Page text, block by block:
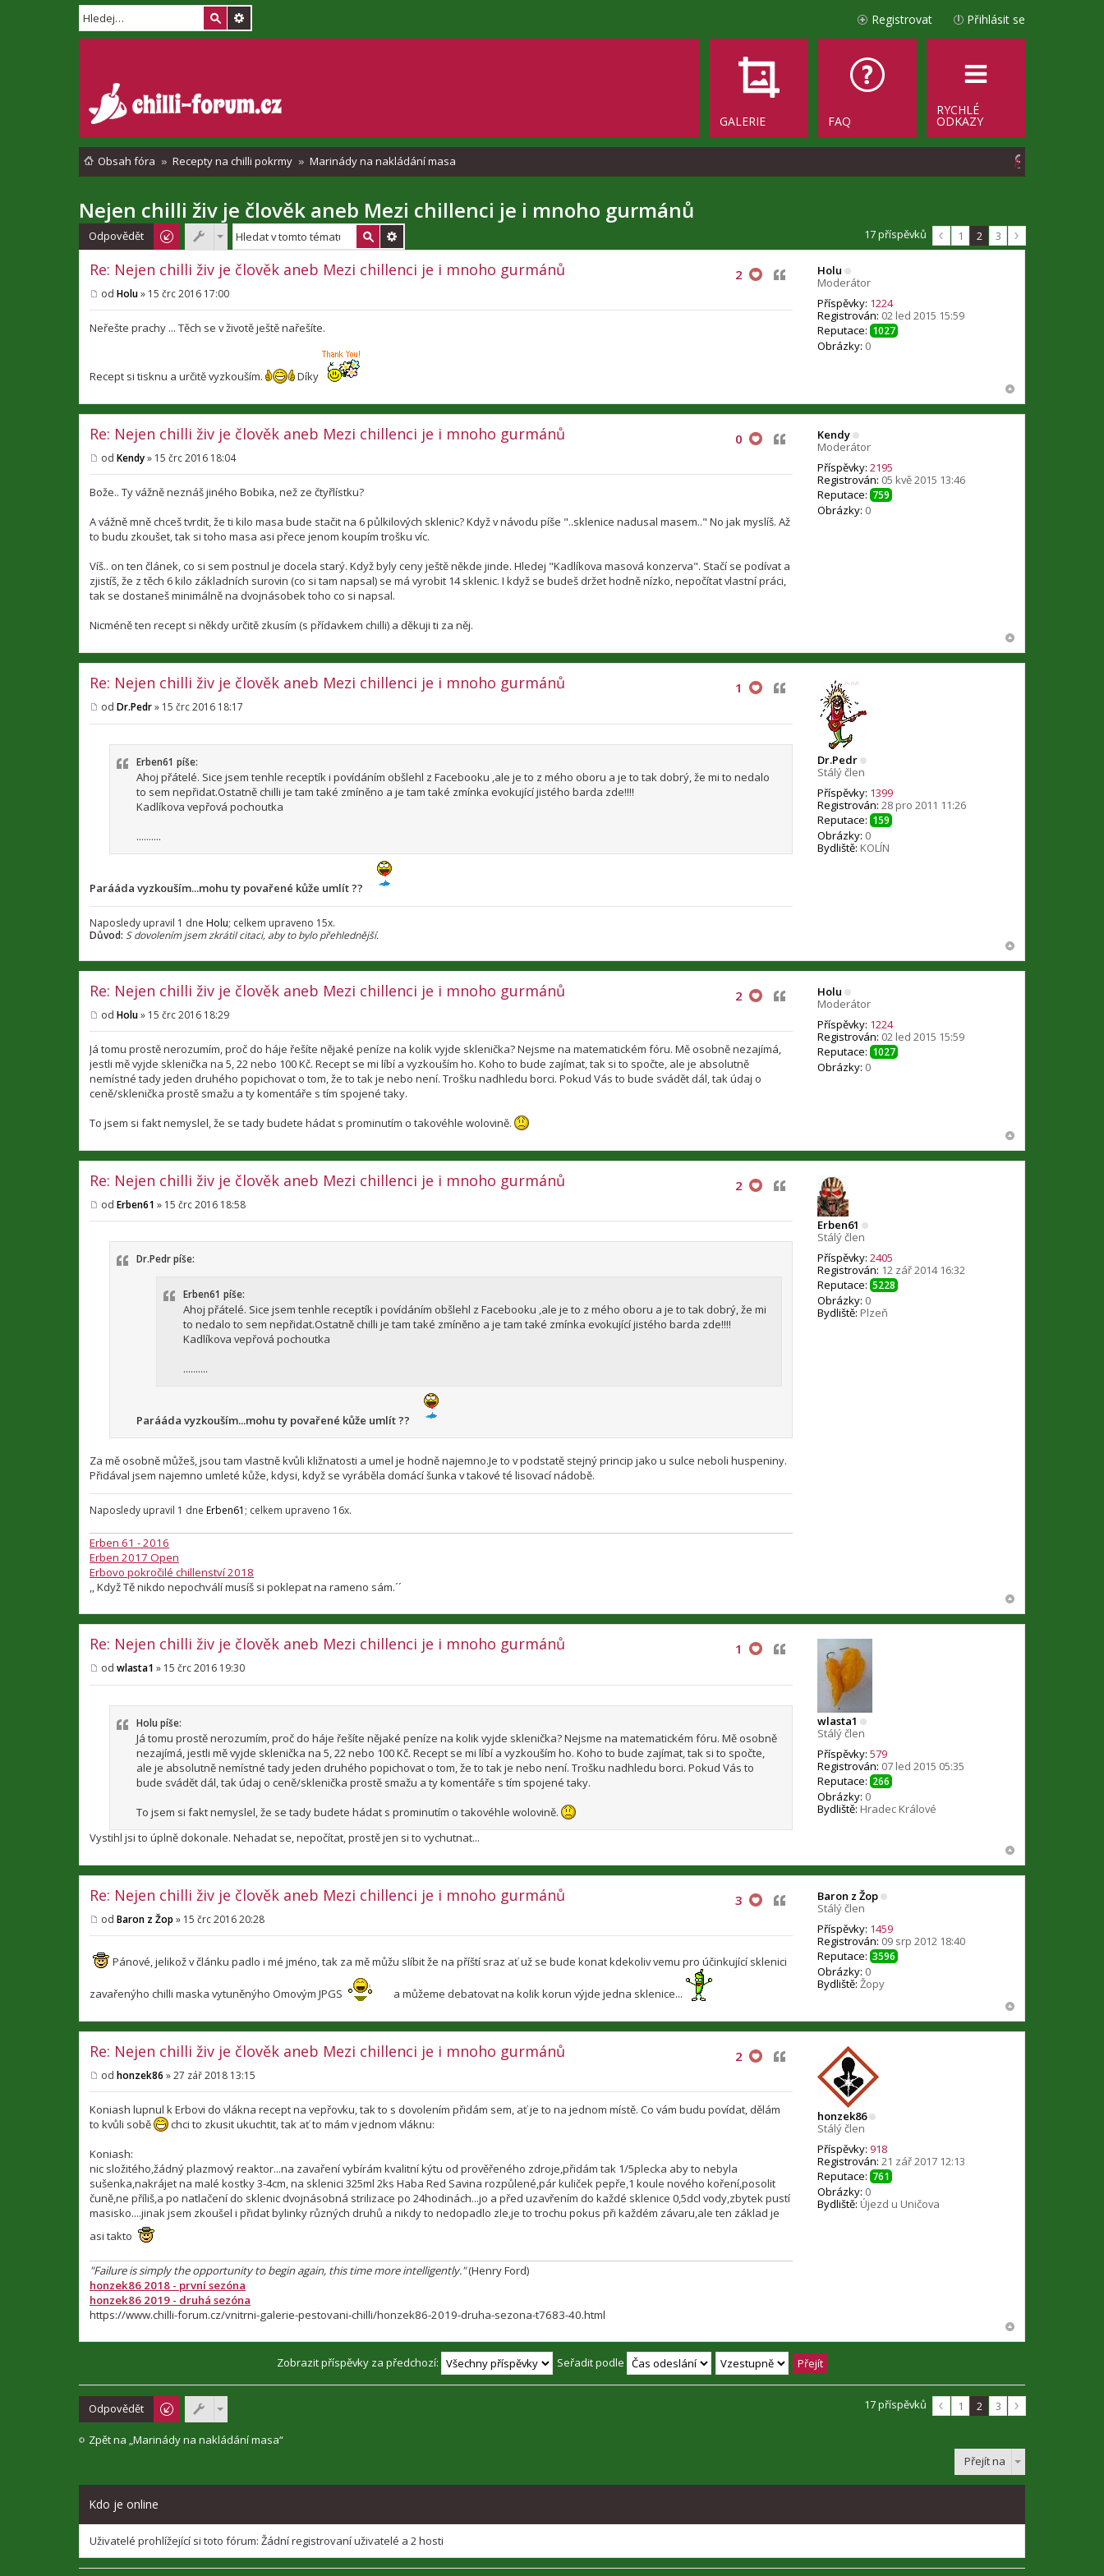
Přihlásit se
Registrovat
RYCHLÉ
ODKAZY
FAQ
GALERIE
Obsah fóra Recepty na chilli pokrmy Marinády na nakládání masa
H
d
a
Nejen chilli živ je člověk aneb Mezi chillenci je i mnoho gurmánů
Odpovědět 17 příspěvků 1 2 3
Holu
Moderátor
Příspěvky: 1224
Registrován: 02 led 2015 15:59
Reputace: 1027
Obrázky: 0
Re: Nejen chilli živ je člověk aneb Mezi chillenci je i mnoho gurmánů 2 Citovat
ř
í
v
e
od Holu» 15 črc 2016 17:00
Neřešte prachy ... Těch se v životě ještě nařešíte.
Recept si tisknu a určitě vyzkouším. Díky
Kendy
Moderátor
Příspěvky: 2195
Registrován: 05 kvě 2015 13:46
Reputace: 759
Obrázky: 0
Re: Nejen chilli živ je člověk aneb Mezi chillenci je i mnoho gurmánů 0 Citovat
ř
í
ě
v
k
od Kendy» 15 črc 2016 18:04
Bože.. Ty vážně neznáš jiného Bobika, než ze čtyřlístku?
A vážně mně chceš tvrdit, že ti kilo masa bude stačit na 6 půlkilových sklenic? Když v návodu píše "..sklenice nadusal masem.." No jak myslíš. Až
to budu zkoušet, tak si toho masa asi přece jenom koupím trošku víc.
Víš.. on ten článek, co si sem postnul je docela starý. Když byly ceny ještě někde jinde. Hledej "Kadlíkova masová konzerva". Stačí se podívat a
zjistíš, že z těch 6 kilo základních surovin (co si tam napsal) se má vyrobit 14 sklenic. I když se budeš držet hodně nízko, nepočítat vlastní práci,
tak se dostaneš minimálně na dvojnásobek toho co si napsal.
Nicméně ten recept si někdy určitě zkusím (s přídavkem chilli) a děkuji ti za něj.
Dr.Pedr
Stálý člen
Příspěvky: 1399
Registrován: 28 pro 2011 11:26
Reputace: 159
Obrázky: 0
Bydliště: KOLÍN
Re: Nejen chilli živ je člověk aneb Mezi chillenci je i mnoho gurmánů 1 Citovat
ř
od Dr.Pedr» 15 črc 2016 18:17
Erben61 píše:
Ahoj přátelé. Sice jsem tenhle receptík i povídáním obšlehl z Facebooku ,ale je to z mého oboru a je to tak dobrý, že mi to nedalo
to sem nepřidat.Ostatně chilli je tam také zmíněno a je tam také zmínka evokující jistého barda zde!!!!
Kadlíkova vepřová pochoutka
..........
Parááda vyzkouším...mohu ty povařené kůže umlít ??
Naposledy upravil 1 dne Holu; celkem upraveno 15x.
Důvod: S dovolením jsem zkrátil citaci, aby to bylo přehlednější.
Holu
Moderátor
Příspěvky: 1224
Registrován: 02 led 2015 15:59
Reputace: 1027
Obrázky: 0
Re: Nejen chilli živ je člověk aneb Mezi chillenci je i mnoho gurmánů 2 Citovat
ř
p
ě
v
od Holu» 15 črc 2016 18:29
Já tomu prostě nerozumím, proč do háje řešíte nějaké peníze na kolik vyjde sklenička? Nejsme na matematickém fóru. Mě osobně nezajímá,
jestli mě vyjde sklenička na 5, 22 nebo 100 Kč. Recept se mi líbí a vyzkouším ho. Koho to bude zajímat, tak si to spočte, ale je absolutně
nemístné tady jeden druhého popichovat o tom, že to tak je nebo není. Trošku nadhledu borci. Pokud Vás to bude svádět dál, tak údaj o
ceně/sklenička prostě smažu a ty komentáře s tím spojené taky.
To jsem si fakt nemyslel, že se tady budete hádat s prominutím o takovéhle wolovině.
Erben61
Stálý člen
Příspěvky: 2405
Registrován: 12 zář 2014 16:32
Reputace: 5228
Obrázky: 0
Bydliště: Plzeň
Re: Nejen chilli živ je člověk aneb Mezi chillenci je i mnoho gurmánů 2 Citovat
ř
od Erben61 » 15 črc 2016 18:58
Dr.Pedr píše:
Erben61 píše:
Ahoj přátelé. Sice jsem tenhle receptík i povídáním obšlehl z Facebooku ,ale je to z mého oboru a je to tak dobrý, že mi
to nedalo to sem nepřidat.Ostatně chilli je tam také zmíněno a je tam také zmínka evokující jistého barda zde!!!!
Kadlíkova vepřová pochoutka
..........
Parááda vyzkouším...mohu ty povařené kůže umlít ??
Za mě osobně můžeš, jsou tam vlastně kvůli kližnatosti a umel je hodně najemno.Je to v podstatě stejný princip jako u sulce neboli huspeniny.
Přidával jsem najemno umleté kůže, kdysi, když se vyráběla domácí šunka v takové té lisovací nádobě.
Naposledy upravil 1 dne Erben61 ; celkem upraveno 16x.
Erben 61 - 2016
Erben 2017 Open
Erbovo pokročilé chillenství 2018
,, Když Tě nikdo nepochválí musíš si poklepat na rameno sám.´´
wlasta1
Stálý člen
Příspěvky: 579
Registrován: 07 led 2015 05:35
Reputace: 266
Obrázky: 0
Bydliště: Hradec Králové
Re: Nejen chilli živ je člověk aneb Mezi chillenci je i mnoho gurmánů 1 Citovat
ř
od wlasta1 » 15 črc 2016 19:30
Holu píše:
Já tomu prostě nerozumím, proč do háje řešíte nějaké peníze na kolik vyjde sklenička? Nejsme na matematickém fóru. Mě osobně
nezajímá, jestli mě vyjde sklenička na 5, 22 nebo 100 Kč. Recept se mi líbí a vyzkouším ho. Koho to bude zajímat, tak si to spočte,
ale je absolutně nemístné tady jeden druhého popichovat o tom, že to tak je nebo není. Trošku nadhledu borci. Pokud Vás to
bude svádět dál, tak údaj o ceně/sklenička prostě smažu a ty komentáře s tím spojené taky.
To jsem si fakt nemyslel, že se tady budete hádat s prominutím o takovéhle wolovině.
Vystihl jsi to úplně dokonale. Nehadat se, nepočítat, prostě jen si to vychutnat...
Baron z Žop
Stálý člen
Příspěvky: 1459
Registrován: 09 srp 2012 18:40
Reputace: 3596
Obrázky: 0
Bydliště: Žopy
Re: Nejen chilli živ je člověk aneb Mezi chillenci je i mnoho gurmánů 3 Citovat
ř
í
s
v
k
od Baron z Žop » 15 črc 2016 20:28
Pánové, jelikož v článku padlo i mé jméno, tak za mě můžu slíbit že na příští sraz ať už se bude konat kdekoliv vemu pro účinkující sklenici
zavařenýho chilli maska vytuněnýho Omovým JPGS a můžeme debatovat na kolik korun výjde jedna sklenice...
honzek86
Stálý člen
Příspěvky: 918
Registrován: 21 zář 2017 12:13
Reputace: 761
Obrázky: 0
Bydliště: Újezd u Uničova
Re: Nejen chilli živ je člověk aneb Mezi chillenci je i mnoho gurmánů 2 Citovat
ř
í
s
p
v
e
k
od honzek86 »27 zář 2018 13:15
Koniash lupnul k Erbovi do vlákna recept na vepřovku, tak to s dovolením přidám sem, ať je to na jednom místě. Co vám budu povídat, dělám
to kvůli sobě
chci to zkusit ukuchtit, tak ať to mám v jednom vláknu:
Koniash:
nic složitého,žádný plazmový reaktor...na zavaření vybírám kvalitní kýtu od prověřeného zdroje,přidám tak 1/5plecka aby to nebyla
sušenka,nakrájet na malé kostky 3-4cm, na sklenici 325ml 2ks Haba Red Savina rozpůlené,pár kuliček pepře,1 koule nového koření,posolit
čuně,ne příliš,a po natlačení do sklenic dvojnásobná strilizace po 24hodinách...jo a před uzavřením do každé sklenice 0,5dcl vody,zbytek pustí
masisko....jinak jsem zkoušel i přidat bylinky různých druhů a nikdy to nedopadlo zle,je to trochu pokus při každém závaru,ale ten základ je
asi takto
"Failure is simply the opportunity to begin again, this time more intelligently."(Henry Ford)
honzek86 2018 - první sezóna
honzek86 2019 - druhá sezóna
https://www.chilli-forum.cz/vnitrni-galerie-pestovani-chilli/honzek86-2019-druha-sezona-t7683-40.html
Zobrazit příspěvky za předchozí: Seřadit podle
Odpovědět 17 příspěvků 1 2 3
Zpět na „Marinády na nakládání masa“
Přejít na
Kdo je online
Uživatelé prohlížející si toto fórum: Žádní registrovaní uživatelé a 2 hosti